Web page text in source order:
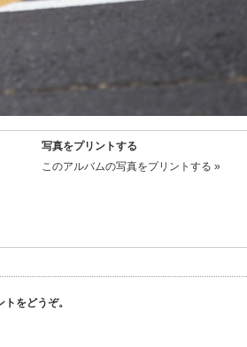
写真をプリントする
このアルバムの写真をプリントする »
をどうぞ。